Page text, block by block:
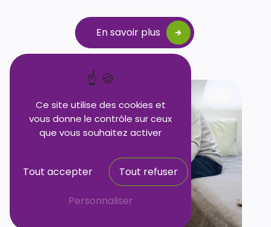
En savoir plus
Ce site utilise des cookies et
vous donne le contrôle sur ceux
que vous souhaitez activer
Tout accepter Tout refuser
Personnaliser